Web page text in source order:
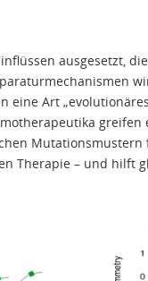
ausgesetzt,
Art
greifen
Therapie – und hilft